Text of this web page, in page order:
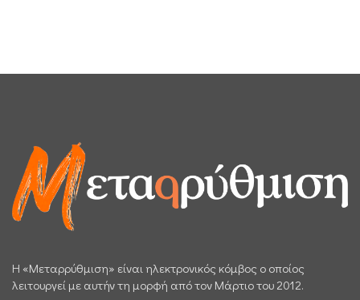
H «Μεταρρύθμιση» είναι ηλεκτρονικός κόμβος ο οποίος
λειτουργεί με αυτήν τη μορφή από τον Μάρτιο του 2012.